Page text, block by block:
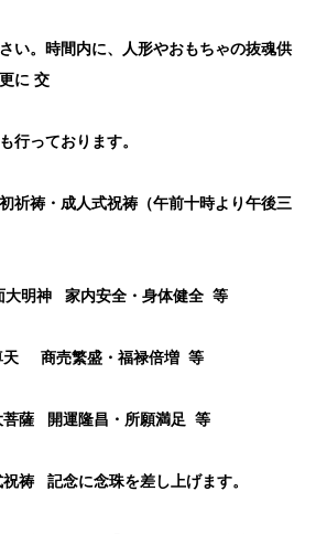
い。時間内に、人形やおもちゃの抜魂供
に 交
行っております。
祈祷・成人式祝祷（午前十時より午後三
明神 家内安全・身体健全 等
商売繁盛・福禄倍増 等
薩 開運隆昌・所願満足 等
祷 記念に念珠を差し上げます。